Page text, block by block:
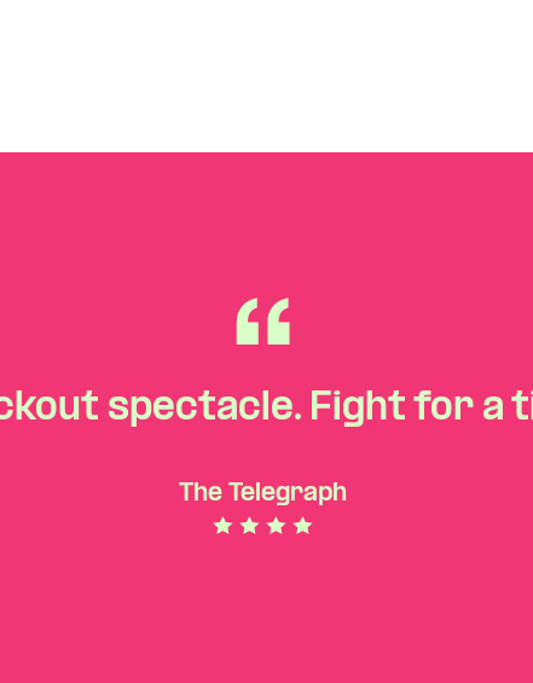
spectacle. Fight for a
The Telegraph